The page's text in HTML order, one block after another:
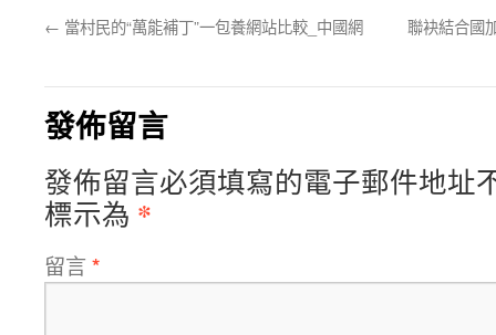
← 當村民的“萬能補丁”一包養網站比較_中國網 聯袂結合國
發佈留言
發佈留言必須填寫的電子郵件地址
標示為 *
留言 *